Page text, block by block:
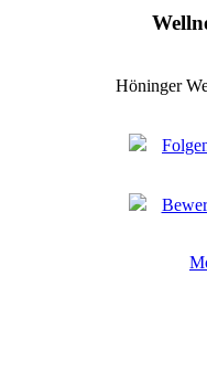
Höninger